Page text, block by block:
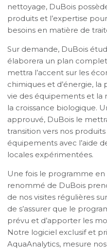
nettoyage, DuBois
produits et l’expertise
besoins en matière de
Sur demande, DuBois
élaborera un plan
mettra l’accent sur les
chimiques et d’énergie,
vie des équipements et la
la croissance biologique.
approuvé, DuBois le
transition vers nos
équipements avec l’aide
locales expérimentées.
Une fois le programme en
renommé de DuBois
de nos visites régulières
de s’assurer que le
prévu et d’apporter les
Notre logiciel exclusif et
AquaAnalytics, mesure